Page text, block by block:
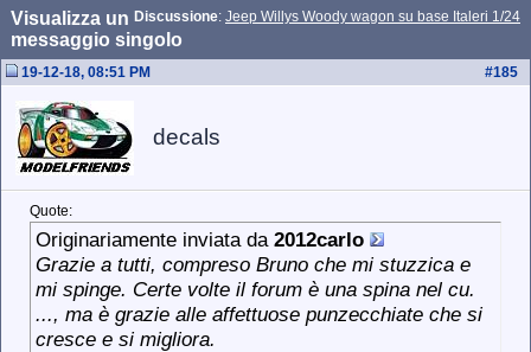
Discussione: Jeep Willys Woody wagon su base Italeri 1/24
Visualizza un
messaggio singolo
#185
19-12-18, 08:51 PM
decals
Quote:
Originariamente inviata da 2012carlo
Grazie a tutti, compreso Bruno che mi stuzzica e
mi spinge. Certe volte il forum è una spina nel cu.
..., ma è grazie alle affettuose punzecchiate che si
cresce e si migliora.